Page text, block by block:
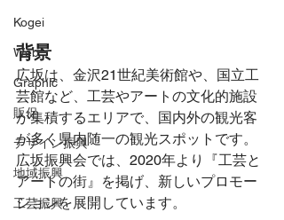
Kogei
Web
Graphic
販促
デザイン振興
地域振興
工芸振興
背景
広坂は、金沢21世紀美術館や、国立工
芸館など、工芸やアートの文化的施設
が集積するエリアで、国内外の観光客
が多く県内随一の観光スポットです。
広坂振興会では、2020年より『工芸と
アートの街』を掲げ、新しいプロモー
ションを展開しています。